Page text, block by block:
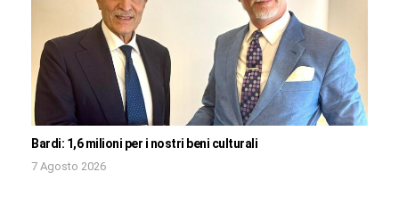
Bardi: 1,6 milioni per i nostri beni culturali
7 Agosto 2026